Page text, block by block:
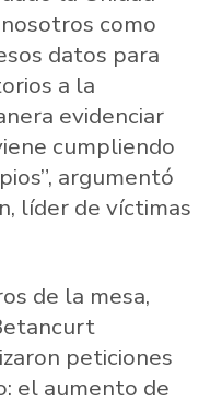
como
datos para
a la
evidenciar
cumpliendo
argumentó
líder de víctimas
de la mesa,
peticiones
el aumento de